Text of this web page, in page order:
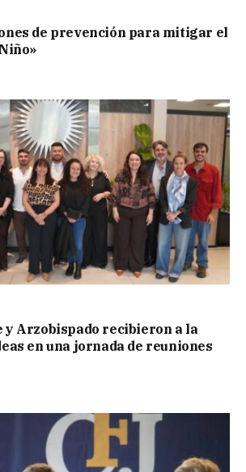
de prevención para mitigar el
y Arzobispado recibieron a la
en una jornada de reuniones